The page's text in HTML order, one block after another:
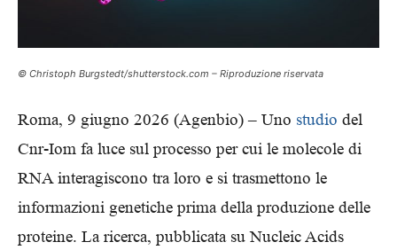
© Christoph Burgstedt/shutterstock.com – Riproduzione riservata
Roma, 9 giugno 2026 (Agenbio) – Uno studio del
Cnr-Iom fa luce sul processo per cui le molecole di
RNA interagiscono tra loro e si trasmettono le
informazioni genetiche prima della produzione delle
proteine. La ricerca, pubblicata su Nucleic Acids